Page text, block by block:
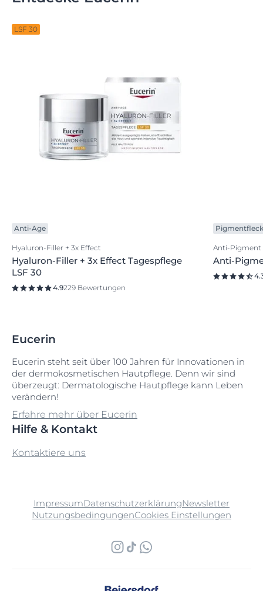
LSF 30
Anti-Age
Hyaluron-Filler + 3x Effect
Hyaluron-Filler + 3x Effect Tagespflege
LSF 30
4.9229 Bewertungen
Anti-Pigment
Anti-
Eucerin
Eucerin steht seit über 100 Jahren für Innovationen in
der dermokosmetischen Hautpflege. Denn wir sind
überzeugt: Dermatologische Hautpflege kann Leben
verändern!
Erfahre mehr über Eucerin
Hilfe & Kontakt
Kontaktiere uns
ImpressumDatenschutzerklärungNewsletter
NutzungsbedingungenCookies Einstellungen